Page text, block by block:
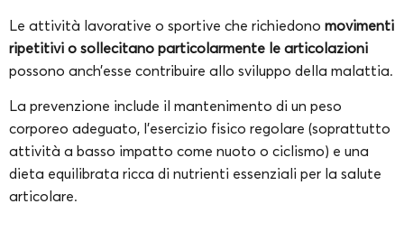
Le attività lavorative o sportive che richiedono movimenti
ripetitivi o sollecitano particolarmente le articolazioni
possono anch’esse contribuire allo sviluppo della malattia.
La prevenzione include il mantenimento di un peso
corporeo adeguato, l’esercizio fisico regolare (soprattutto
attività a basso impatto come nuoto o ciclismo) e una
dieta equilibrata ricca di nutrienti essenziali per la salute
articolare.